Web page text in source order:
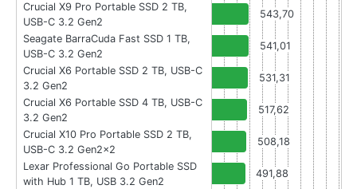
Crucial X9 Pro Portable SSD 2 TB,
USB-C 3.2 Gen2
543,70
Seagate BarraCuda Fast SSD 1 TB,
USB-C 3.2 Gen2
541,01
Crucial X6 Portable SSD 2 TB, USB-C
3.2 Gen2
531,31
Crucial X6 Portable SSD 4 TB, USB-C
3.2 Gen2
517,62
Crucial X10 Pro Portable SSD 2 TB,
USB-C 3.2 Gen2x2
508,18
Lexar Professional Go Portable SSD
with Hub 1 TB, USB 3.2 Gen2
491,88